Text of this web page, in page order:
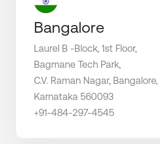
Bangalore
Laurel B -Block, 1st Floor,
Bagmane Tech Park,
C.V. Raman Nagar, Bangalore,
Karnataka 560093
+91-484-297-4545